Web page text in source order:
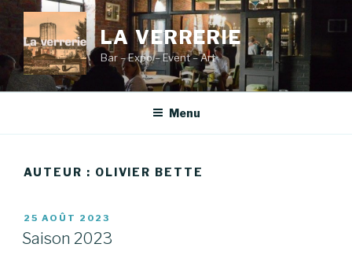
contenu
principal
LA VERRERIE
Bar – Expo – Event – Art
Menu
AUTEUR : OLIVIER BETTE
PUBLIÉ
LE
25 AOÛT 2023
Saison 2023